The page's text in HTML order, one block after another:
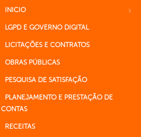
INICIO
LGPD E GOVERNO DIGITAL
LICITAÇÕES E CONTRATOS
OBRAS PÚBLICAS
PESQUISA DE SATISFAÇÃO
PLANEJAMENTO E PRESTAÇÃO DE
CONTAS
RECEITAS